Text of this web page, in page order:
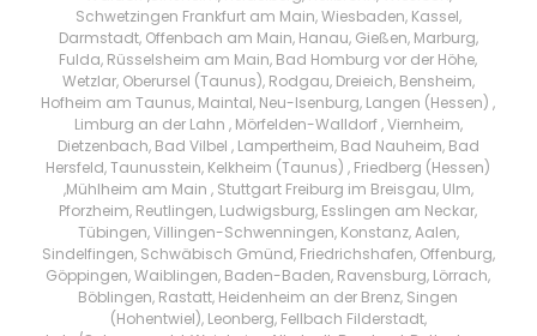
Schwetzingen Frankfurt am Main, Wiesbaden, Kassel,
Darmstadt, Offenbach am Main, Hanau, Gießen, Marburg,
Fulda, Rüsselsheim am Main, Bad Homburg vor der Höhe,
Wetzlar, Oberursel (Taunus), Rodgau, Dreieich, Bensheim,
Hofheim am Taunus, Maintal, Neu-Isenburg, Langen (Hessen) ,
Limburg an der Lahn , Mörfelden-Walldorf , Viernheim,
Dietzenbach, Bad Vilbel , Lampertheim, Bad Nauheim, Bad
Hersfeld, Taunusstein, Kelkheim (Taunus) , Friedberg (Hessen)
,Mühlheim am Main , Stuttgart Freiburg im Breisgau, Ulm,
Pforzheim, Reutlingen, Ludwigsburg, Esslingen am Neckar,
Tübingen, Villingen-Schwenningen, Konstanz, Aalen,
Sindelfingen, Schwäbisch Gmünd, Friedrichshafen, Offenburg,
Göppingen, Waiblingen, Baden-Baden, Ravensburg, Lörrach,
Böblingen, Rastatt, Heidenheim an der Brenz, Singen
(Hohentwiel), Leonberg, Fellbach Filderstadt,